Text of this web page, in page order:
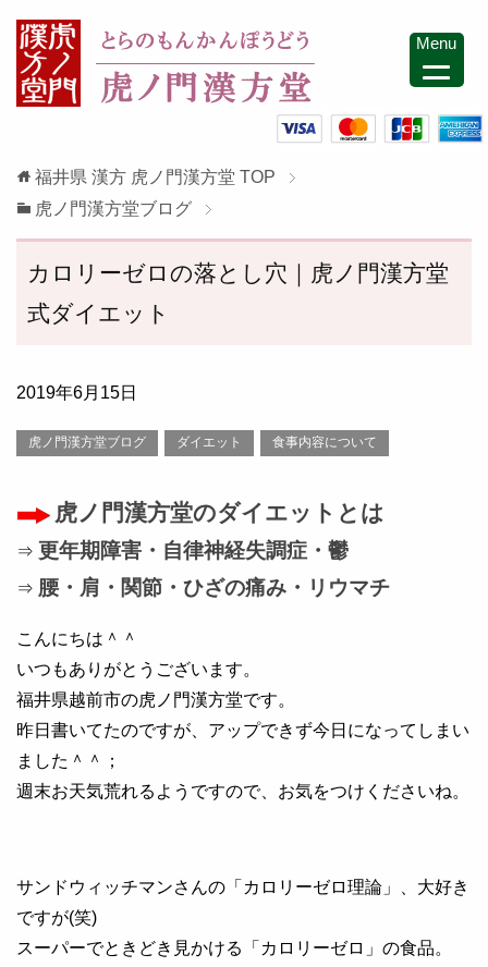
福井県 漢方 虎ノ門漢方堂 TOP
虎ノ門漢方堂ブログ
カロリーゼロの落とし穴｜虎ノ門漢方堂
式ダイエット
2019年6月15日
虎ノ門漢方堂ブログ ダイエット 食事内容について
虎ノ門漢方堂のダイエットとは
⇒ 更年期障害・自律神経失調症・鬱
⇒ 腰・肩・関節・ひざの痛み・リウマチ
こんにちは＾＾
いつもありがとうございます。
福井県越前市の虎ノ門漢方堂です。
昨日書いてたのですが、アップできず今日になってしまい
ました＾＾；
週末お天気荒れるようですので、お気をつけくださいね。
サンドウィッチマンさんの「カロリーゼロ理論」、大好き
ですが(笑)
スーパーでときどき見かける「カロリーゼロ」の食品。
Menu